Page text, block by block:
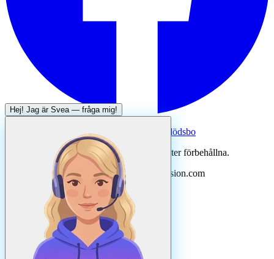
Dödsboofferter — hjälp med dödsbo
Svenska Hantverkare. Alla rättigheter förbehållna.
Uppdateradaugusti 2026· Drivs av N3ovision.com
Hej! Jag är Svea— fråga mig!